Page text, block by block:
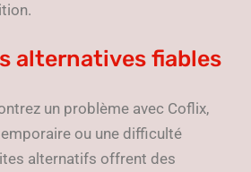
alternatives fiables
un problème avec Coflix,
ou une difficulté
alternatifs offrent des